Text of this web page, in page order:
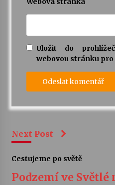
Uložit do
webovou stránku
Next Post
Cestujeme po světě
Podzemí ve Světlé